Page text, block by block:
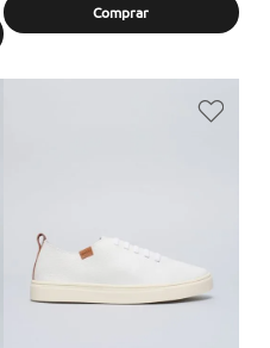
Comprar